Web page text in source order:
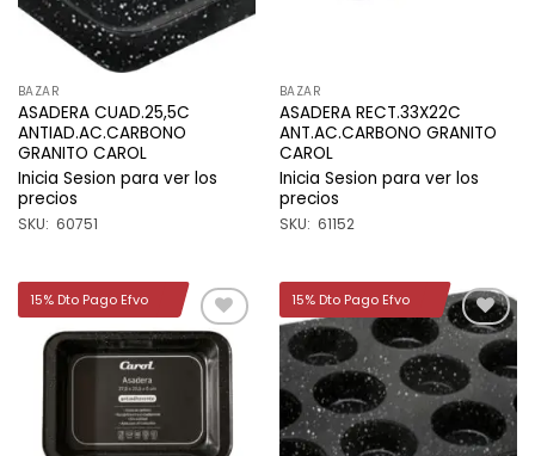
BAZAR
ASADERA CUAD.25,5C
ANTIAD.AC.CARBONO
GRANITO CAROL
Inicia Sesion para ver los
precios
SKU: 60751
BAZAR
ASADERA RECT.33X22C
ANT.AC.CARBONO GRANITO
CAROL
Inicia Sesion para ver los
precios
SKU: 61152
Añadir
a la
lista de
deseos
15% Dto Pago Efvo
Añadir
a la
lista de
deseos
15% Dto Pago Efvo